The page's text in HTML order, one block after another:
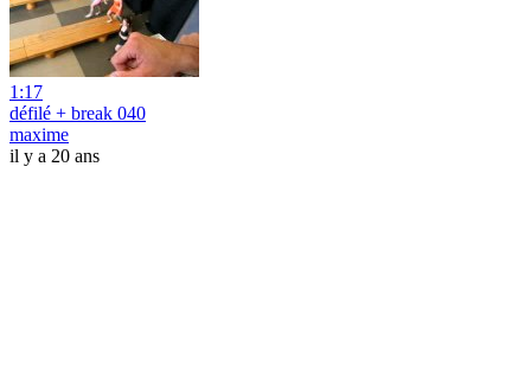
1:17
défilé + break 040
maxime
il y a 20 ans